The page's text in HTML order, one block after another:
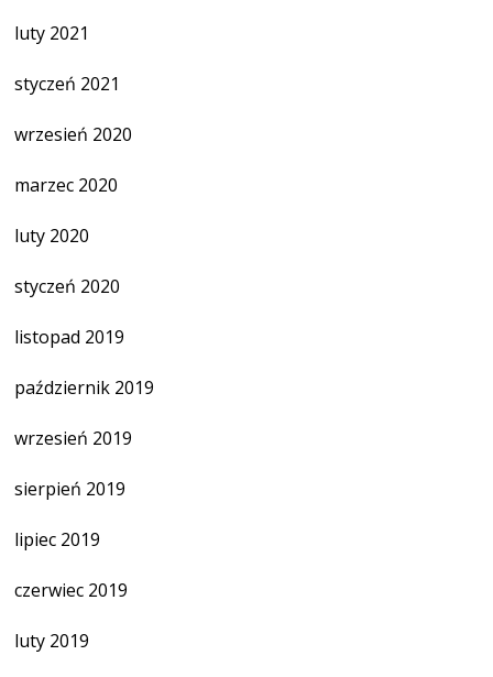
luty 2021
styczeń 2021
wrzesień 2020
marzec 2020
luty 2020
styczeń 2020
listopad 2019
październik 2019
wrzesień 2019
sierpień 2019
lipiec 2019
czerwiec 2019
luty 2019